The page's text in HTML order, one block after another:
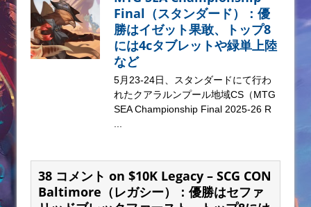
Final（スタンダード）：優
勝はイゼット果敢、トップ8
には4cタブレットや緑単上陸
など
5月23-24日、スタンダードにて行わ
れたクアラルンプール地域CS（MTG
SEA Championship Final 2025-26 R
...
38 コメント on $10K Legacy – SCG CON
Baltimore（レガシー）：優勝はセファ